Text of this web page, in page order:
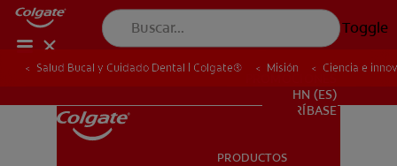
Toggle
HN (ES)
SUSCRÍBASE
PRODUCTOS
Salud Bucal y Cuidado Dental | Colgate® Misión Ciencia e